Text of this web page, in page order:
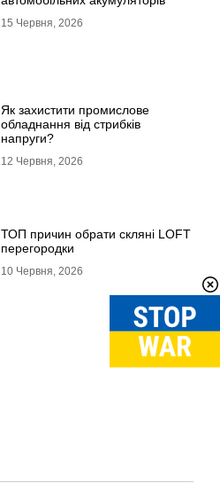
15 Червня, 2026
Як захистити промислове
обладнання від стрибків
напруги?
12 Червня, 2026
ТОП причин обрати скляні LOFT
перегородки
10 Червня, 2026